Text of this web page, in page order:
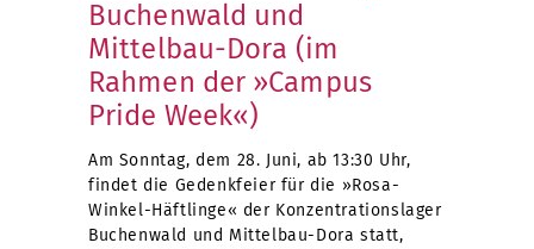
Buchenwald und
Mittelbau-Dora (im
Rahmen der »Campus
Pride Week«)
Am Sonntag, dem 28. Juni, ab 13:30 Uhr,
findet die Gedenkfeier für die »Rosa-
Winkel-Häftlinge« der Konzentrationslager
Buchenwald und Mittelbau-Dora statt,